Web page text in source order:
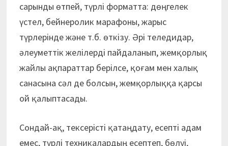
сарынды өтпей, түрлі форматта: дөңгелек
үстел, бейнеролик марафоны, жарыс
түрлерінде және т.б. өткізу. Әрі теледидар,
әлеуметтік желілерді пайдаланып, жемқорлық
жайлы ақпараттар берілсе, қоғам мен халық
санасына сәл де болсын, жемқорлыққа қарсы
ой қалыптасады.
Сондай-ақ, тексерісті қатаңдату, есепті адам
емес, түрлі техникалардың есептеп, бөлуі,